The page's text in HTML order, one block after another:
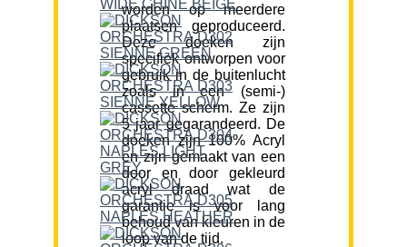
worden op meerdere
plaatsen geproduceerd.
Deze doeken zijn
specifiek ontworpen voor
gebruik in de buitenlucht
zoals in een (semi-)
cassette scherm. Ze zijn
5 jaar gegarandeerd. De
doeken zijn 100% Acryl
en zijn gemaakt van een
door en door gekleurd
acryl draad wat de
garantie is voor lang
behoud van kleuren in de
loop van de tijd.